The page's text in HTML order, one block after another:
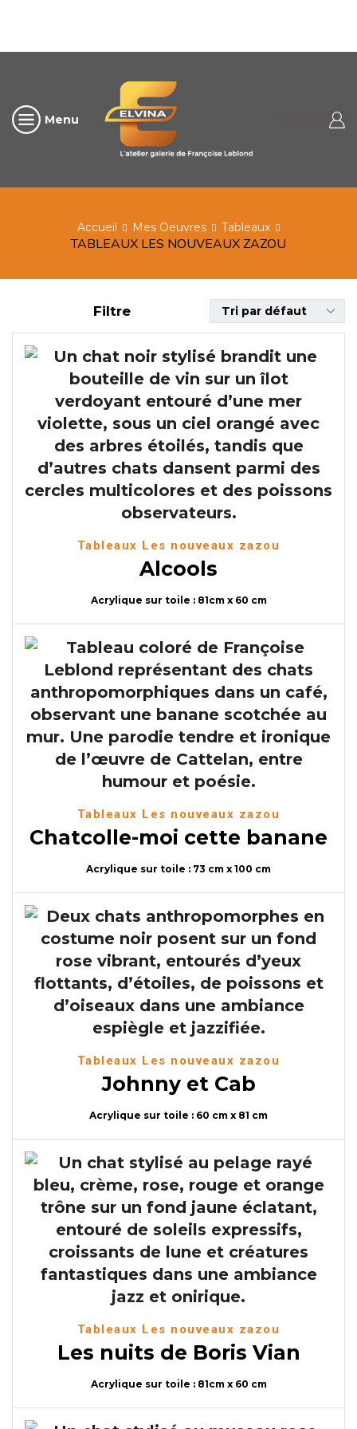
Menu
Accueil Mes Oeuvres Tableaux
TABLEAUX LES NOUVEAUX ZAZOU
Filtre
Tableaux Les nouveaux zazou
Alcools
Acrylique sur toile : 81cm x 60 cm
Tableaux Les nouveaux zazou
Chatcolle-moi cette banane
Acrylique sur toile : 73 cm x 100 cm
Tableaux Les nouveaux zazou
Johnny et Cab
Acrylique sur toile : 60 cm x 81 cm
Tableaux Les nouveaux zazou
Les nuits de Boris Vian
Acrylique sur toile : 81cm x 60 cm